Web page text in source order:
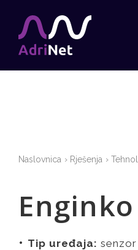
Naslovnica Rješenja
Tip uređaja: senzor